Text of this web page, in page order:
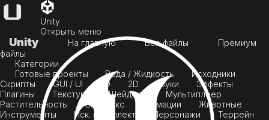
Unity
Открыть меню
Unity На главную Все файлы
Премиум
файлы
Категории
Готовые проекты
Вода / Жидкость
Исходники
Скрипты
GUI / UI 3D 2D Звуки
Эффекты
Плагины
Текстуры Шейдеры
Мультиплеер
Растительность
Скайбокс Анимации
Животные
Инструменты
Иск. интеллект Персонажи Террейн